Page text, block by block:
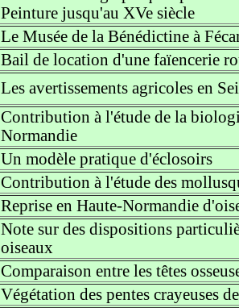
Peinture jusqu'au XVe siècle
Le Musée de la Bénédictine à
Bail de location d'une faïencerie
Les avertissements agricoles en
Contribution à l'étude de la
Normandie
Un modèle pratique d'éclosoirs
Contribution à l'étude des
Reprise en Haute-Normandie
Note sur des dispositions
oiseaux
Comparaison entre les têtes
Végétation des pentes crayeuses